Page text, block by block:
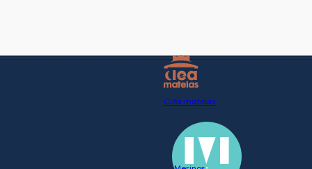
Cléa matelas